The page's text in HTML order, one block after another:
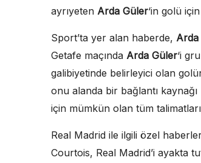
ayrıyeten Arda Güler‘in golü
Sport’ta yer alan haberde,
Getafe maçında Arda Güler‘i
galibiyetinde belirleyici olan
onu alanda bir bağlantı
için mümkün olan tüm
Real Madrid ile ilgili özel
Courtois, Real Madrid’i ayakta